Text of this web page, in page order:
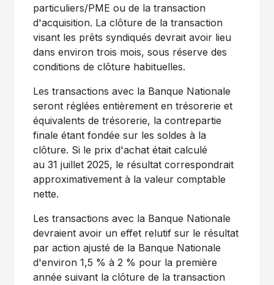
particuliers/PME ou de la transaction
d'acquisition. La clôture de la transaction
visant les prêts syndiqués devrait avoir lieu
dans environ trois mois, sous réserve des
conditions de clôture habituelles.
Les transactions avec la Banque Nationale
seront réglées entièrement en trésorerie et
équivalents de trésorerie, la contrepartie
finale étant fondée sur les soldes à la
clôture. Si le prix d'achat était calculé
au 31 juillet 2025, le résultat correspondrait
approximativement à la valeur comptable
nette.
Les transactions avec la Banque Nationale
devraient avoir un effet relutif sur le résultat
par action ajusté de la Banque Nationale
d'environ 1,5 % à 2 % pour la première
année suivant la clôture de la transaction